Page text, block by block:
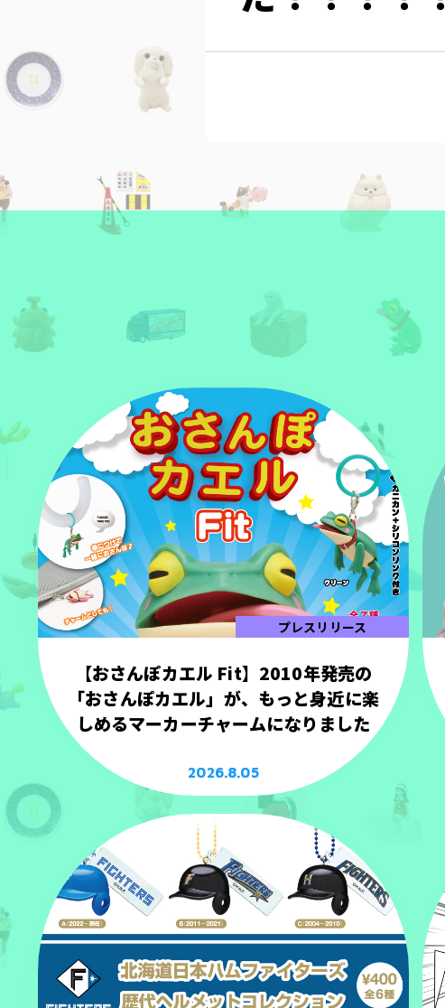
プレスリリース
【おさんぽカエル Fit】2010年発売の
「おさんぽカエル」が、もっと身近に楽
しめるマーカーチャームになりました
2026.8.05